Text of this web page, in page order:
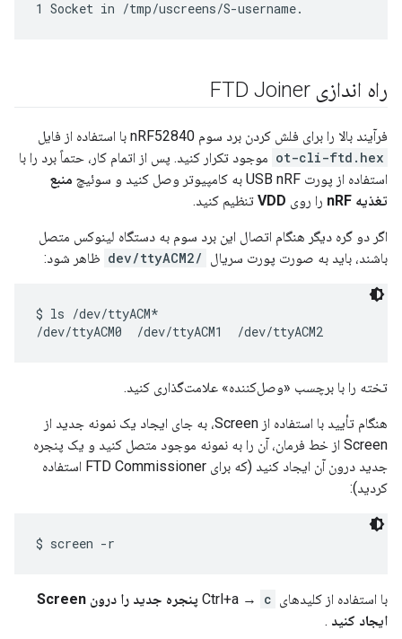
راه اندازی FTD Joiner
فرآیند بالا را برای فلش کردن برد سوم nRF52840 با استفاده از فایل
ot-cli-ftd.hex موجود تکرار کنید. پس از اتمام کار، حتماً برد را با
استفاده از پورت USB nRF به کامپیوتر وصل کنید و سوئیچ
منبع
تغذیه nRF
را روی VDD تنظیم کنید.
اگر دو گره دیگر هنگام اتصال این برد سوم به دستگاه لینوکس متصل
باشند، باید به صورت پورت سریال
/dev/ttyACM2 ظاهر شود:
$ ls /dev/ttyACM*
تخته را با برچسب «وصل‌کننده» علامت‌گذاری کنید.
هنگام تأیید با استفاده از Screen، به جای ایجاد یک نمونه جدید از
Screen از خط فرمان، آن را به نمونه موجود متصل کنید و یک پنجره
جدید درون آن ایجاد کنید (که برای FTD Commissioner استفاده
کردید):
با استفاده از کلیدهای Ctrl+a → c
پنجره جدید را درون Screen
ایجاد کنید .